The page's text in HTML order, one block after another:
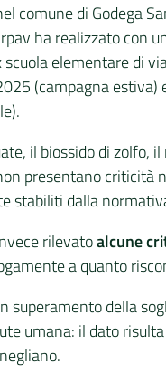
comune di Godega
ha realizzato con
scuola elementare di
(campagna
il biossido di zolfo,
presentano criticità
stabiliti dalla
rilevatoalcune
a quanto
superamento della
umana: il dato